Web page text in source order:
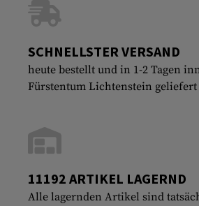
SCHNELLSTER VERSAND
heute bestellt und in 1-2 Tagen
Fürstentum Lichtenstein geliefert
11192 ARTIKEL LAGERND
Alle lagernden Artikel sind